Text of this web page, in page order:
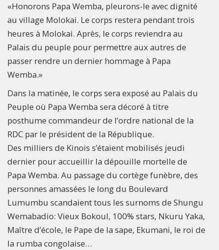
«Honorons Papa Wemba, pleurons-le avec dignité
au village Molokai. Le corps restera pendant trois
heures à Molokai. Après, le corps reviendra au
Palais du peuple pour permettre aux autres de
passer rendre un dernier hommage à Papa
Wemba.»
Dans la matinée, le corps sera exposé au Palais du
Peuple où Papa Wemba sera décoré à titre
posthume commandeur de l’ordre national de la
RDC par le président de la République.
Des milliers de Kinois s’étaient mobilisés jeudi
dernier pour accueillir la dépouille mortelle de
Papa Wemba. Au passage du cortège funèbre, des
personnes amassées le long du Boulevard
Lumumbu scandaient tous les surnoms de Shungu
Wemabadio: Vieux Bokoul, 100% stars, Nkuru Yaka,
Maître d’école, le Pape de la sape, Ekumani, le roi de
la rumba congolaise…